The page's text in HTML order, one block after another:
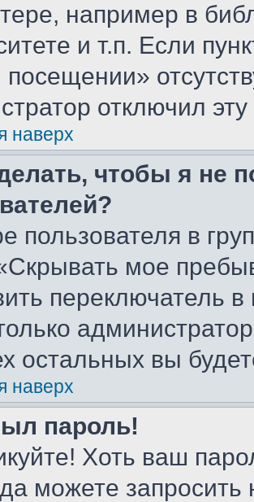
например в
и т.п. Если
отключил
наверх
чтобы я не
пользователя в
мое
переключатель
остальных вы
наверх
пароль!
Хоть ваш
можете